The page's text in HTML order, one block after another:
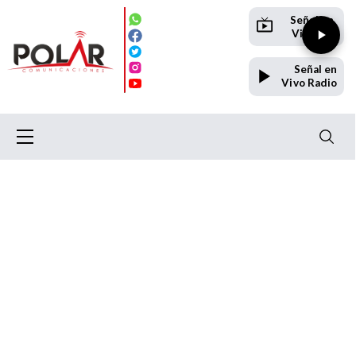
Señal en
Vivo TV
Señal en
Vivo Radio